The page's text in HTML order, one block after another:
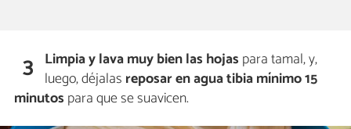
3 Limpia y lava muy bien las hojas para tamal, y,
luego, déjalas reposar en agua tibia mínimo 15
minutos para que se suavicen.